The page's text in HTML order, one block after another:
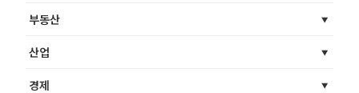
부동산
산업
경제